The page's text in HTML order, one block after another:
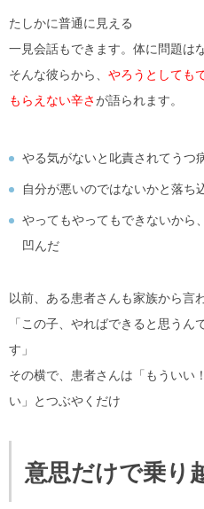
たしかに普通に見える
一見会話もできます。体に問題は
そんな彼らから、 やろうとしても
もらえない辛さが語られます。
やる気がないと叱責されてうつ
自分が悪いのではないかと落ち
やってもやってもできないから
凹んだ
以前、ある患者さんも家族から言
「この子、やればできると思う
す」
その横で、患者さんは「もういい
い」とつぶやくだけ
意思だけで乗り